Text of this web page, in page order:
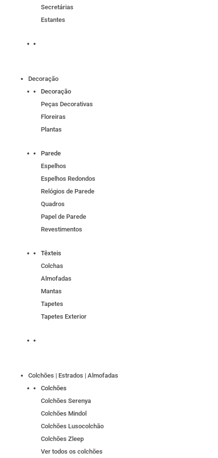
Secretárias
Estantes
Decoração
Decoração
Peças Decorativas
Floreiras
Plantas
Parede
Espelhos
Espelhos Redondos
Relógios de Parede
Quadros
Papel de Parede
Revestimentos
Têxteis
Colchas
Almofadas
Mantas
Tapetes
Tapetes Exterior
Colchões | Estrados | Almofadas
Colchões
Colchões Serenya
Colchões Mindol
Colchões Lusocolchão
Colchões Zleep
Ver todos os colchões